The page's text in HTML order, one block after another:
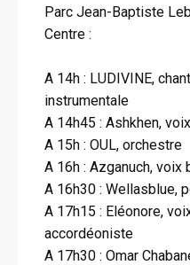
Parc Jean-Baptiste
Centre :
A 14h : LUDIVINE,
instrumentale
A 14h45 : Ashkhen,
A 15h : OUL, orchestre
A 16h : Azganuch, voix
A 16h30 : Wellasblue,
A 17h15 : Eléonore,
accordéoniste
A 17h30 : Omar